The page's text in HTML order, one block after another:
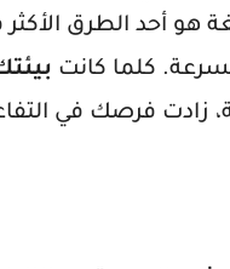
هو أحد الطرق الأكثر
كلما كانت
زادت فرصك في